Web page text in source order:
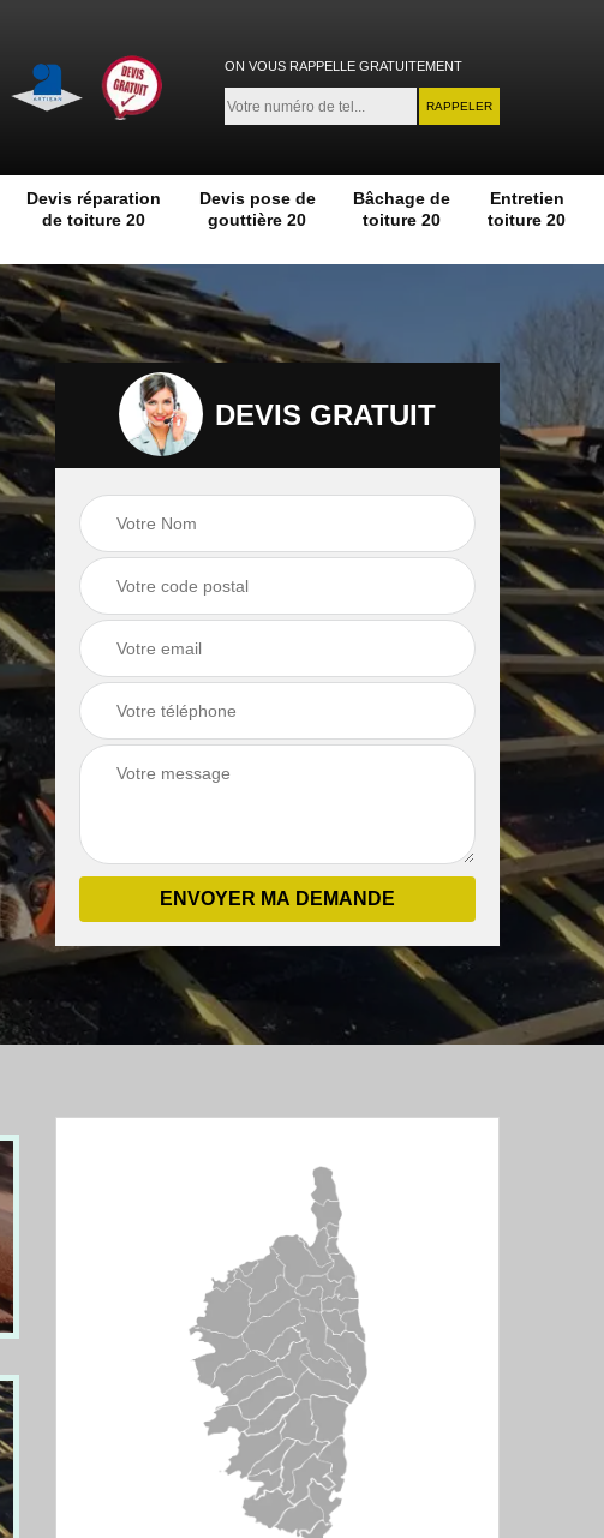
ON VOUS RAPPELLE GRATUITEMENT
Devis réparation
de toiture 20
Devis pose de
gouttière 20
Bâchage de
toiture 20
Entretien
toiture 20
DEVIS GRATUIT